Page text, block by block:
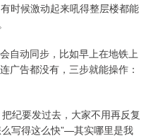
时候激动起来吼得整层楼都能
自动同步，比如早上在地铁上
广告都没有，三步就能操作：
纪要发过去，大家不用再反复
写得这么快”—其实哪里是我